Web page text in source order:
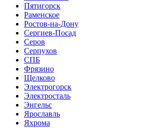
Пятигорск
Раменское
Ростов-на-Дону
Сергиев-Посад
Серов
Серпухов
СПБ
Фрязино
Щелково
Электрогорск
Электросталь
Энгельс
Ярославль
Яхрома